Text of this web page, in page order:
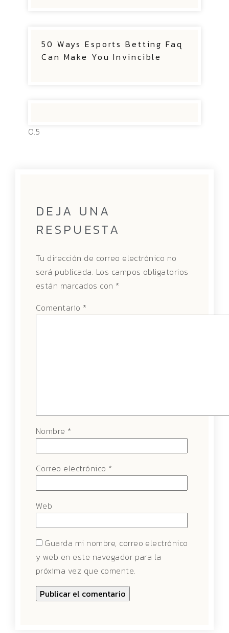
50 Ways Esports Betting Faq
Can Make You Invincible
DEJA UNA
RESPUESTA
Tu dirección de correo electrónico no
será publicada. Los campos obligatorios
están marcados con *
Comentario *
Nombre *
Correo electrónico *
Web
Guarda mi nombre, correo electrónico
y web en este navegador para la
próxima vez que comente.